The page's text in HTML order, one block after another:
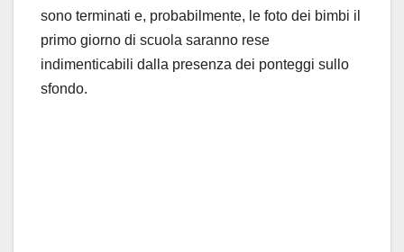
sono terminati e, probabilmente, le foto dei bimbi il
primo giorno di scuola saranno rese
indimenticabili dalla presenza dei ponteggi sullo
sfondo.